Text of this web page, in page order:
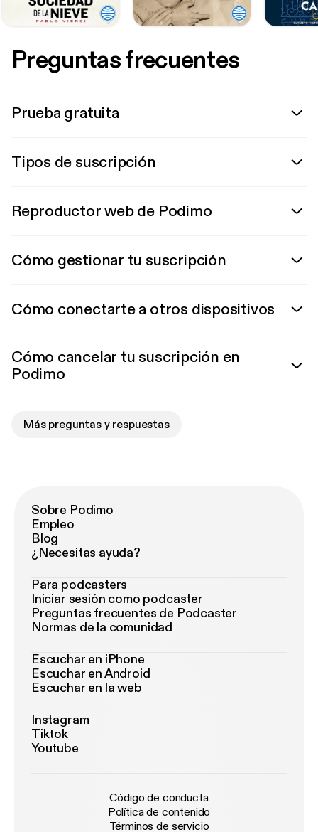
Preguntas frecuentes
Prueba gratuita
Tipos de suscripción
Reproductor web de Podimo
Cómo gestionar tu suscripción
Cómo conectarte a otros dispositivos
Cómo cancelar tu suscripción en
Podimo
Más preguntas y respuestas
Sobre Podimo
Empleo
Blog
¿Necesitas ayuda?
Para podcasters
Iniciar sesión como podcaster
Preguntas frecuentes de Podcaster
Normas de la comunidad
Escuchar en iPhone
Escuchar en Android
Escuchar en la web
Instagram
Tiktok
Youtube
Código de conducta
Política de contenido
Términos de servicio